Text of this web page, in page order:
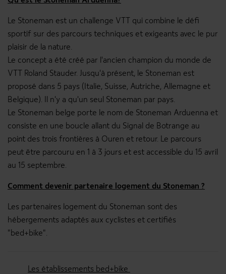
www.ostbelgien.eu
Le Stoneman est un challenge VTT qui combine le défi
sportif sur des parcours techniques et exigeants avec le pur
plaisir de la nature.
Le concept a été créé par l'ancien champion du monde de
VTT Roland Stauder. Jusqu'à présent, le Stoneman est
proposé dans 5 pays (Italie, Suisse, Autriche, Allemagne et
Belgique). Il n'y a qu'un seul Stoneman par pays.
Le Stoneman belge porte le nom de Stoneman Arduenna et
consiste en une boucle allant du Signal de Botrange au
point des trois frontières à Ouren et retour. Le parcours
peut être parcouru en 1 à 3 jours et est accessible du 15 avril
au 15 septembre.
Comment devenir partenaire logement du Stoneman ?
Les partenaires logement du Stoneman sont des
hébergements adaptés aux cyclistes et certifiés
"bed+bike".
Les établissements bed+bike